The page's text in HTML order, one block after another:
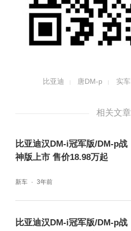
比亚迪 唐DM-p 实车
相关文章
比亚迪汉DM-i冠军版/DM-p战
神版上市 售价18.98万起
新车 3年前
比亚迪汉DM-i冠军版/DM-p战